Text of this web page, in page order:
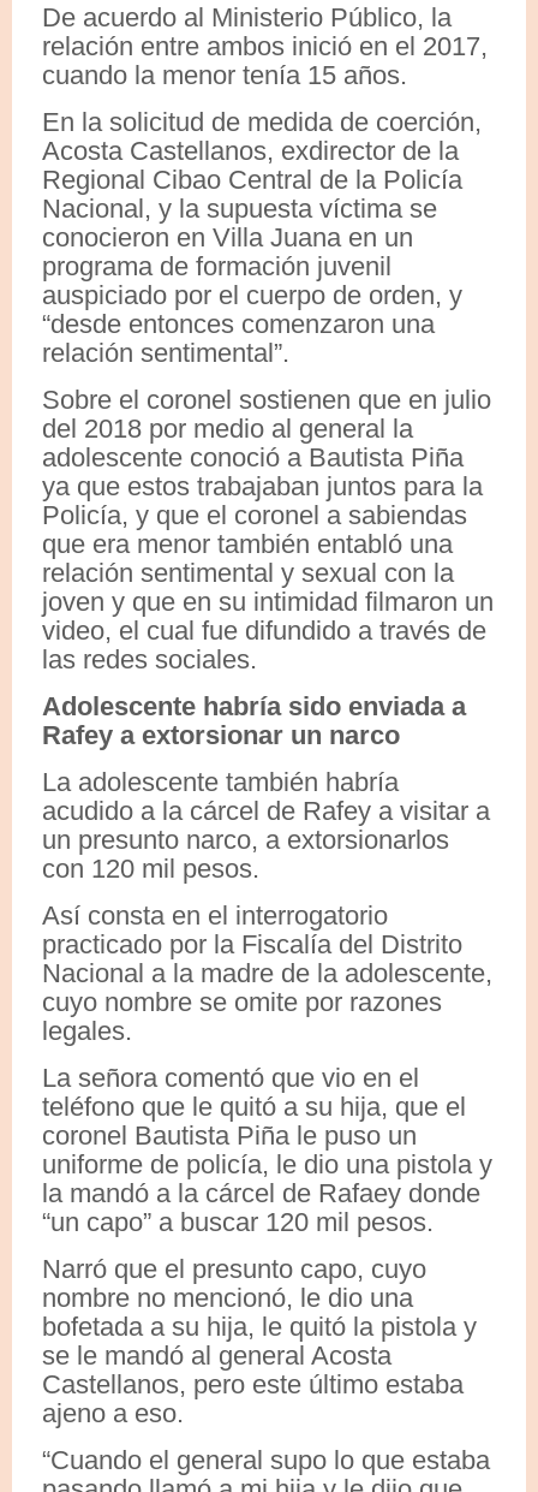
De acuerdo al Ministerio Público, la
relación entre ambos inició en el 2017,
cuando la menor tenía 15 años.
En la solicitud de medida de coerción,
Acosta Castellanos, exdirector de la
Regional Cibao Central de la Policía
Nacional, y la supuesta víctima se
conocieron en Villa Juana en un
programa de formación juvenil
auspiciado por el cuerpo de orden, y
“desde entonces comenzaron una
relación sentimental”.
Sobre el coronel sostienen que en julio
del 2018 por medio al general la
adolescente conoció a Bautista Piña
ya que estos trabajaban juntos para la
Policía, y que el coronel a sabiendas
que era menor también entabló una
relación sentimental y sexual con la
joven y que en su intimidad filmaron un
video, el cual fue difundido a través de
las redes sociales.
Adolescente habría sido enviada a
Rafey a extorsionar un narco
La adolescente también habría
acudido a la cárcel de Rafey a visitar a
un presunto narco, a extorsionarlos
con 120 mil pesos.
Así consta en el interrogatorio
practicado por la Fiscalía del Distrito
Nacional a la madre de la adolescente,
cuyo nombre se omite por razones
legales.
La señora comentó que vio en el
teléfono que le quitó a su hija, que el
coronel Bautista Piña le puso un
uniforme de policía, le dio una pistola y
la mandó a la cárcel de Rafaey donde
“un capo” a buscar 120 mil pesos.
Narró que el presunto capo, cuyo
nombre no mencionó, le dio una
bofetada a su hija, le quitó la pistola y
se le mandó al general Acosta
Castellanos, pero este último estaba
ajeno a eso.
“Cuando el general supo lo que estaba